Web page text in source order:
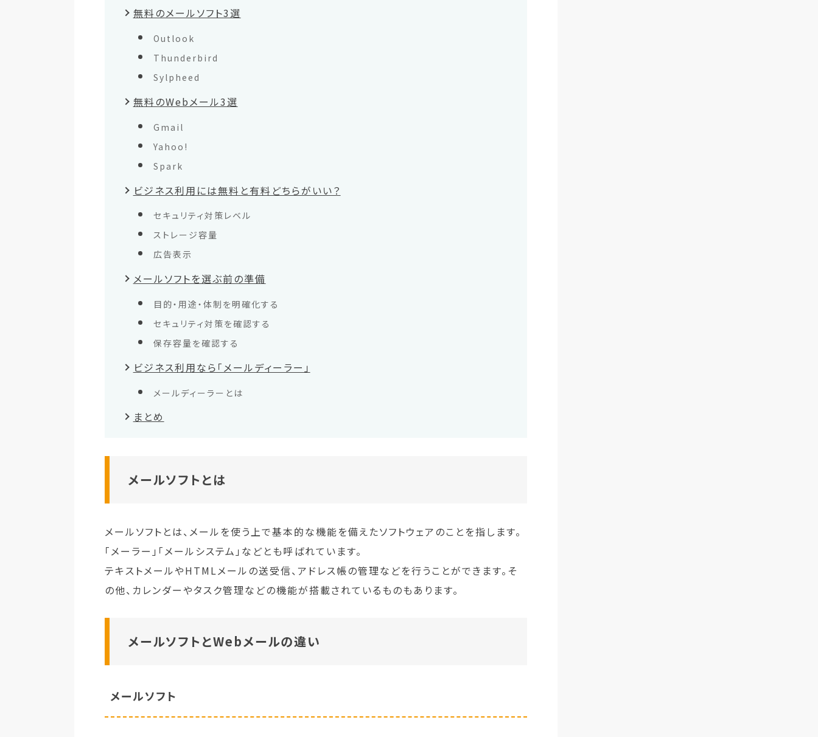
無料のメールソフト3選
Outlook
Thunderbird
Sylpheed
無料のWebメール3選
Gmail
Yahoo!
Spark
ビジネス利用には無料と有料どちらがいい？
セキュリティ対策レベル
ストレージ容量
広告表示
メールソフトを選ぶ前の準備
目的・用途・体制を明確化する
セキュリティ対策を確認する
保存容量を確認する
ビジネス利用なら「メールディーラー」
メールディーラーとは
まとめ
メールソフトとは
メールソフトとは、メールを使う上で基本的な機能を備えたソフトウェアのことを指します。
「メーラー」「メールシステム」などとも呼ばれています。
テキストメールやHTMLメールの送受信、アドレス帳の管理などを行うことができます。そ
の他、カレンダーやタスク管理などの機能が搭載されているものもあります。
メールソフトとWebメールの違い
メールソフト